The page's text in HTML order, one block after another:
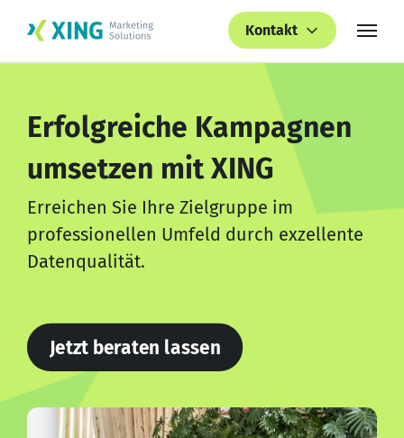
Kontakt
Erfolgreiche Kampagnen
umsetzen mit XING
Erreichen Sie Ihre Zielgruppe im
professionellen Umfeld durch exzellente
Datenqualität.
Jetzt beraten lassen